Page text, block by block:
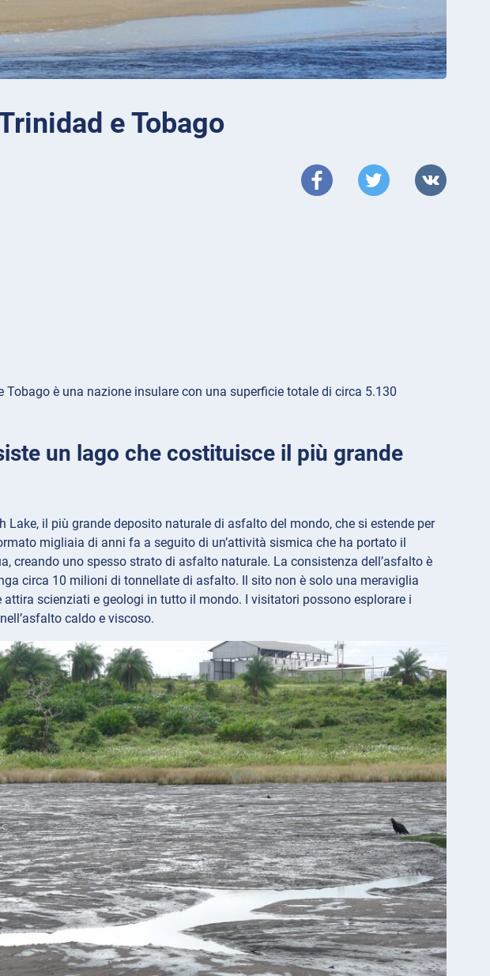
e Tobago
Tobago è una nazione insulare con una superficie totale di circa 5.130
un lago che costituisce il più grande
il più grande deposito naturale di asfalto del mondo, che si estende per
migliaia di anni fa a seguito di un’attività sismica che ha portato il
creando uno spesso strato di asfalto naturale. La consistenza dell’asfalto è
circa 10 milioni di tonnellate di asfalto. Il sito non è solo una meraviglia
attira scienziati e geologi in tutto il mondo. I visitatori possono esplorare i
caldo e viscoso.